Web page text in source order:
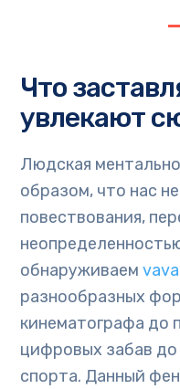
Что
увлекают
Людская
образом, что нас
повествования,
обнаруживаем
разнообразных
кинематографа до
цифровых забав
спорта. Данный